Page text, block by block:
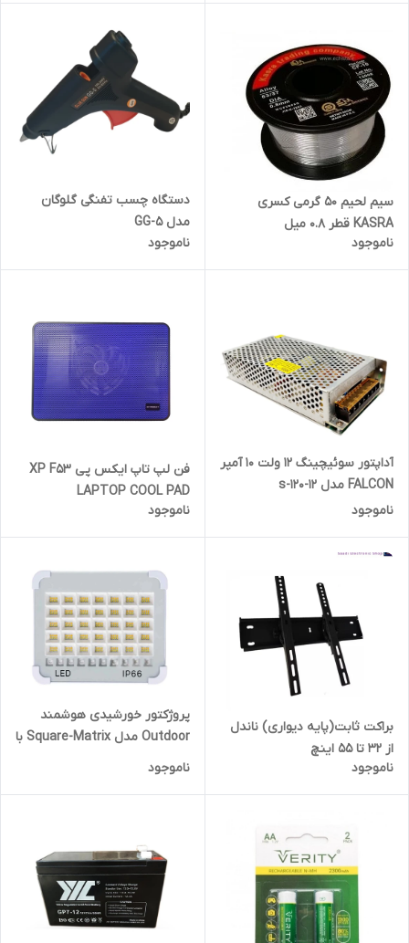
سیم لحیم ۵۰ گرمی کسری
KASRA قطر ۰.۸ میل
ناموجود
دستگاه چسب تفنگی گلوگان
مدل GG-5
ناموجود
آداپتور سوئیچینگ 12 ولت 10 آمپر
FALCON مدل s-120-12
ناموجود
فن لپ تاپ ایکس پی XP F53
LAPTOP COOL PAD
ناموجود
براکت ثابت(پایه دیواری) ناندل
از ۳۲ تا ۵۵ اینچ
ناموجود
پروژکتور خورشیدی هوشمند
Outdoor مدل Square-Matrix با
پنل تاشو و Power Bank
ناموجود